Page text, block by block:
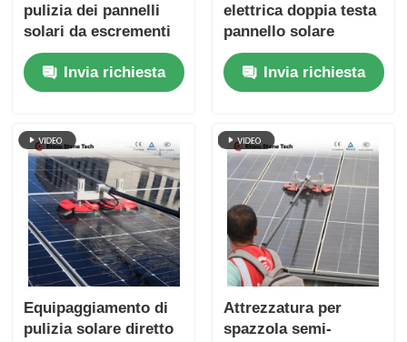
pulizia dei pannelli
solari da escrementi
di uccelli, macchina
per la pulizia portatile
con alimentazione
Invia richiesta
elettrica doppia testa
pannello solare
spazzola di pulizia
spazzola fotovoltaica
con bastone
passaggio dell'acqua
Invia richiesta
Equipaggiamento di
pulizia solare diretto
Attrezzatura per
spazzola semi-